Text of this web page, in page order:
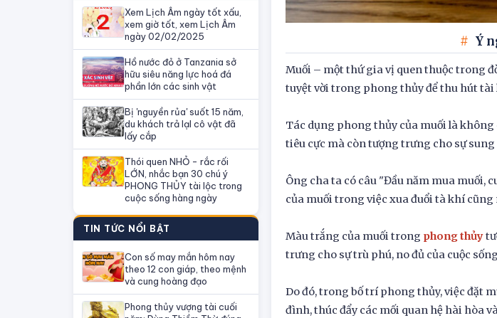
Xem Lịch Âm ngày tốt xấu,
xem giờ tốt, xem Lịch Âm
ngày 02/02/2025
Hồ nước đỏ ở Tanzania sở
hữu siêu năng lực hoá đá
phần lớn các sinh vật
Bị 'nguyền rủa' suốt 15 năm,
du khách trả lạI cô vật đã
lấy cắp
Thói quen NHỎ - rắc rối
LỚN, nhắc bạn 30 chú ý
PHONG THỦY tài lộc trong
cuộc sống hàng ngày
TIN TỨC NỔI BẬT
Con số may mắn hôm nay
theo 12 con giáp, theo mệnh
và cung hoàng đạo
Phong thủy vượng tài cuối
Ý
Muối – một thứ gia vị quen thuộc trong
tuyệt vời trong phong thủy để thu hút tài
Tác dụng phong thủy của muối là
tiêu cực mà còn tượng trưng cho sự sung
Ông cha ta có câu "Đầu năm mua muối,
của muối trong việc xua đuổi tà khí
Màu trắng của muối trong phong thủy
trưng cho sự trù phú, no đủ của cuộc
Do đó, trong bố trí phong thủy, việc đặt
đình, thúc đẩy các mối quan hệ hài hòa